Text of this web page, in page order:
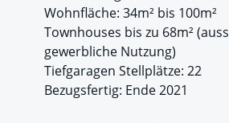
Wohnfläche: 34m² bis 100m²
Townhouses bis zu 68m²
gewerbliche Nutzung)
Tiefgaragen Stellplätze: 22
Bezugsfertig: Ende 2021